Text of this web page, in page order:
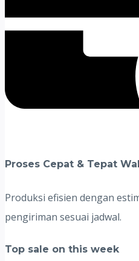
Proses Cepat & Tepat
Produksi efisien dengan
pengiriman sesuai jadwal.
Top sale on this week